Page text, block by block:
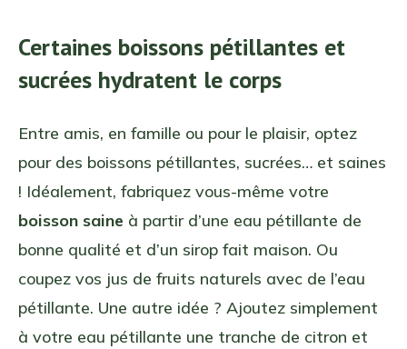
Certaines boissons pétillantes et
sucrées hydratent le corps
Entre amis, en famille ou pour le plaisir, optez
pour des boissons pétillantes, sucrées… et saines
! Idéalement, fabriquez vous-même votre
boisson saine à partir d’une eau pétillante de
bonne qualité et d’un sirop fait maison. Ou
coupez vos jus de fruits naturels avec de l’eau
pétillante. Une autre idée ? Ajoutez simplement
à votre eau pétillante une tranche de citron et